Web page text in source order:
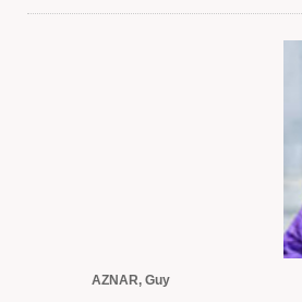
AZNAR, Guy